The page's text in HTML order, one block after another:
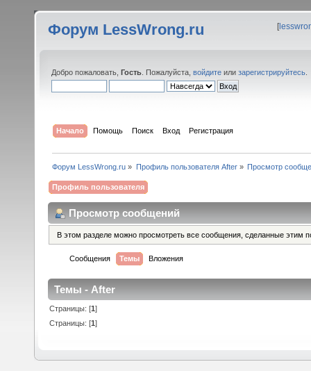
Форум LessWrong.ru [
Добро пожаловать, Гость . Пожалуйста, войдите или зарегистрируйтесь
Начало Помощь Поиск Вход Регистрация
Форум LessWrong.ru » Профиль пользователя After» Просмотр
Профиль пользователя
Просмотр сообщений
В этом разделе можно просмотреть все сообщения, сделанные этим
Сообщения Темы Вложения
Темы - After
Страницы: [1]
Страницы: [1]